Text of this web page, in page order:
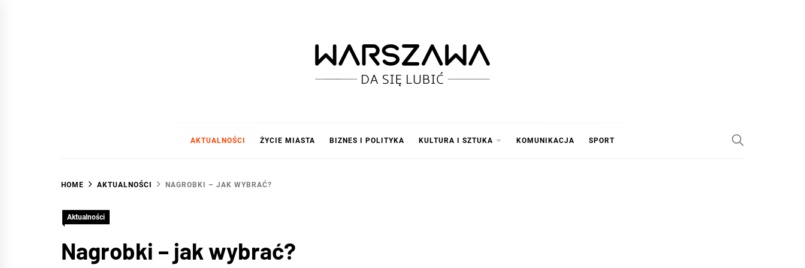
WARSZAWA
AKTUALNOŚCI ŻYCIE MIASTA BIZNES I POLITYKA KULTURA I SZTUKA KOMUNIKACJA SPORT
HOME AKTUALNOŚCI NAGROBKI – JAK WYBRAĆ?
Aktualności
Nagrobki – jak wybrać?